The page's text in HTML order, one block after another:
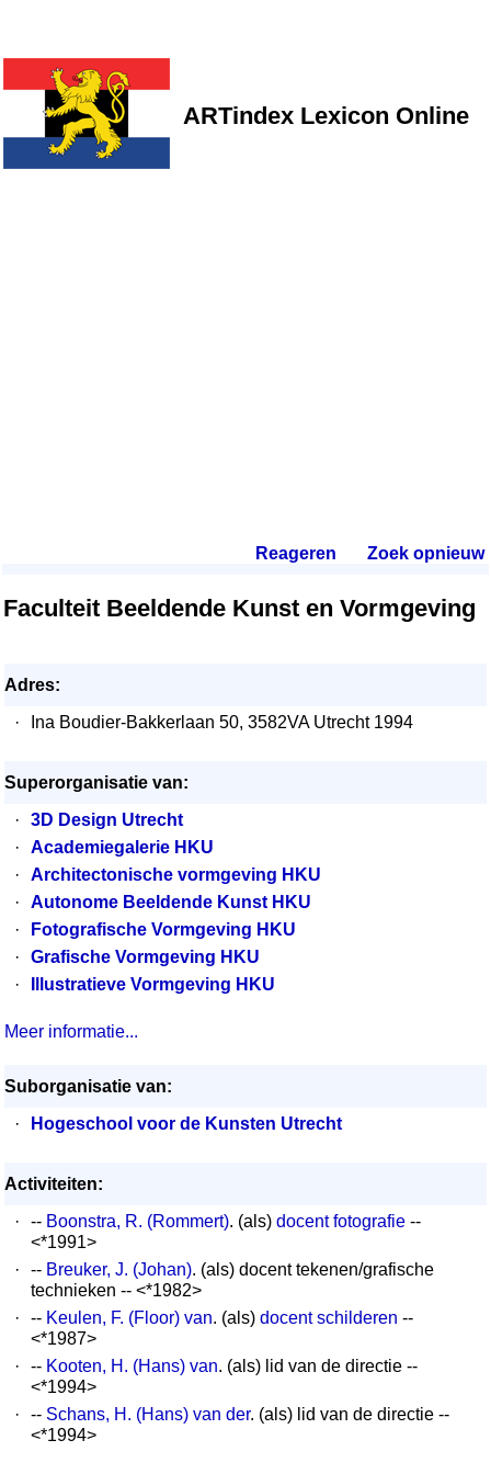
ARTindex Lexicon Online
Reageren Zoek opnieuw.
Faculteit Beeldende Kunst en Vormgeving
Adres:
·
Ina Boudier-Bakkerlaan 50, 3582VA Utrecht 1994
Superorganisatie van:
·
3D Design Utrecht
·
Academiegalerie HKU
·
Architectonische vormgeving HKU
·
Autonome Beeldende Kunst HKU
·
Fotografische Vormgeving HKU
·
Grafische Vormgeving HKU
·
Illustratieve Vormgeving HKU
Meer informatie...
Suborganisatie van:
·
Hogeschool voor de Kunsten Utrecht
Activiteiten:
·
-- Boonstra, R. (Rommert). (als) docent fotografie --
<*1991>
·
-- Breuker, J. (Johan). (als) docent tekenen/grafische
technieken -- <*1982>
·
-- Keulen, F. (Floor) van. (als) docent schilderen --
<*1987>
·
-- Kooten, H. (Hans) van. (als) lid van de directie --
<*1994>
·
-- Schans, H. (Hans) van der. (als) lid van de directie --
<*1994>